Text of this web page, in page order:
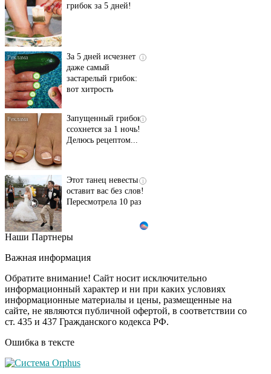
грибок за 5 дней!
i
За 5 дней исчезнет
даже самый
застарелый грибок:
вот хитрость
i
Запущенный грибок
ссохнется за 1 ночь!
Делюсь рецептом...
i
Этот танец невесты
оставит вас без слов!
Пересмотрела 10 раз
Ролик длится пару
шоке от увиденного
i
Ролик из Омска: вы
будете смеяться долго
Ржу не переставая, это
Наши Партнеры
Важная информация
Обратите внимание! Сайт носит исключительно
информационный характер и ни при каких условиях
информационные материалы и цены, размещенные на
сайте, не являются публичной офертой, в соответствии со
ст. 435 и 437 Гражданского кодекса РФ.
Ошибка в тексте